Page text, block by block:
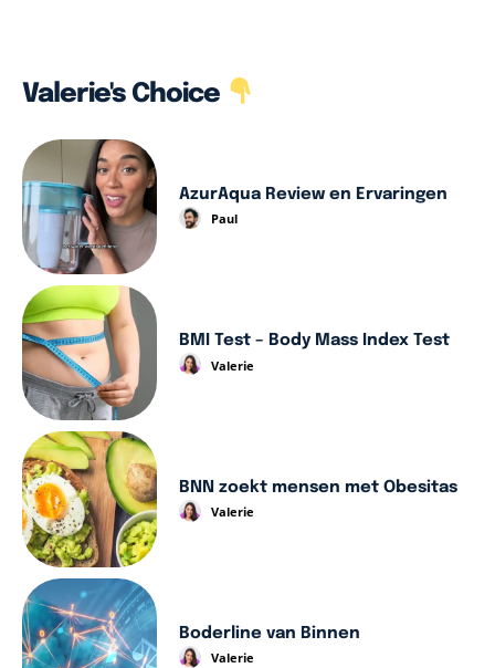
Valerie's Choice
AzurAqua Review en Ervaringen
Paul
BMI Test – Body Mass Index Test
Valerie
BNN zoekt mensen met Obesitas
Valerie
Boderline van Binnen
Valerie